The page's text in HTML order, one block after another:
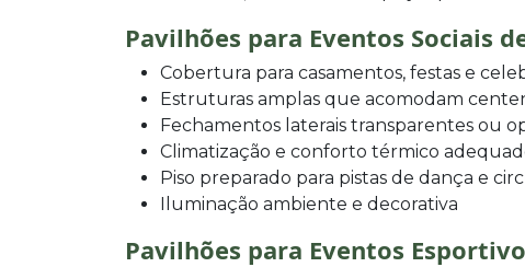
Pavilhões para Eventos Sociais
Cobertura para casamentos, festas e
Estruturas amplas que acomodam
Fechamentos laterais transparentes ou
Climatização e conforto térmico
Piso preparado para pistas de dança e
Iluminação ambiente e decorativa
Pavilhões para Eventos